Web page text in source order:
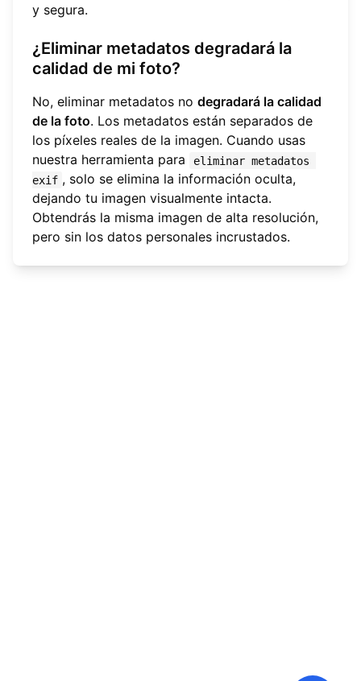
y segura.
¿Eliminar metadatos degradará la
calidad de mi foto?
No, eliminar metadatos no degradará la calidad
de la foto. Los metadatos están separados de
los píxeles reales de la imagen. Cuando usas
nuestra herramienta para
eliminar metadatos
exif , solo se elimina la información oculta,
dejando tu imagen visualmente intacta.
Obtendrás la misma imagen de alta resolución,
pero sin los datos personales incrustados.